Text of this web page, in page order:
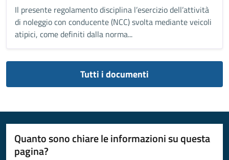
Il presente regolamento disciplina l’esercizio dell’attività
di noleggio con conducente (NCC) svolta mediante veicoli
atipici, come definiti dalla norma...
Tutti i documenti
Quanto sono chiare le informazioni su questa
pagina?